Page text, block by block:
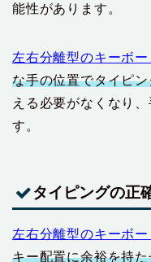
能性があります。
左右分離型のキーボー
な手の位置でタイピ
える必要がなくなり
す。
タイピングの正
左右分離型のキーボー
キー配置に余裕を持